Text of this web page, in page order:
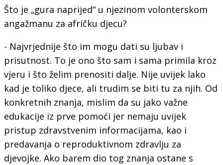
Što je „gura naprijed“ u njezinom volonterskom
angažmanu za afričku djecu?
- Najvrjednije što im mogu dati su ljubav i
prisutnost. To je ono što sam i sama primila kroz
vjeru i što želim prenositi dalje. Nije uvijek lako
kad je toliko djece, ali trudim se biti tu za njih. Od
konkretnih znanja, mislim da su jako važne
edukacije iz prve pomoći jer nemaju uvijek
pristup zdravstvenim informacijama, kao i
predavanja o reproduktivnom zdravlju za
djevojke. Ako barem dio tog znanja ostane s